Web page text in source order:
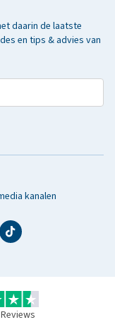
daarin de laatste
en tips & advies van
kanalen
Reviews